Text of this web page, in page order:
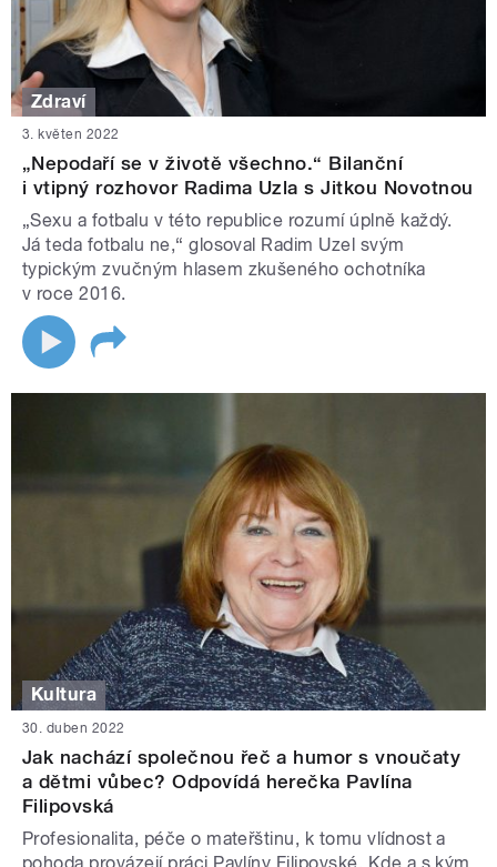
Zdraví
3. květen 2022
„Nepodaří se v životě všechno.“ Bilanční
i vtipný rozhovor Radima Uzla s Jitkou Novotnou
„Sexu a fotbalu v této republice rozumí úplně každý.
Já teda fotbalu ne,“ glosoval Radim Uzel svým
typickým zvučným hlasem zkušeného ochotníka
v roce 2016.
Kultura
30. duben 2022
Jak nachází společnou řeč a humor s vnoučaty
a dětmi vůbec? Odpovídá herečka Pavlína
Filipovská
Profesionalita, péče o mateřštinu, k tomu vlídnost a